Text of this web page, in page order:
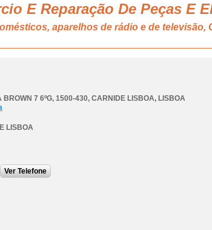
E Reparação De Peças E
aparelhos de rádio e de televisão,
BROWN 7 6ºG, 1500-430, CARNIDE LISBOA, LISBOA
LISBOA
Ver Telefone